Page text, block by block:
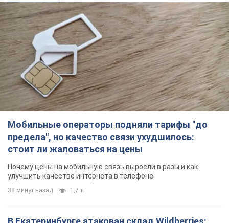
Мобильные операторы подняли тарифы "до
предела", но качество связи ухудшилось:
стоит ли жаловаться на цены
Почему цены на мобильную связь выросли в разы и как
улучшить качество интернета в телефоне
38 минут назад 1,7 т.